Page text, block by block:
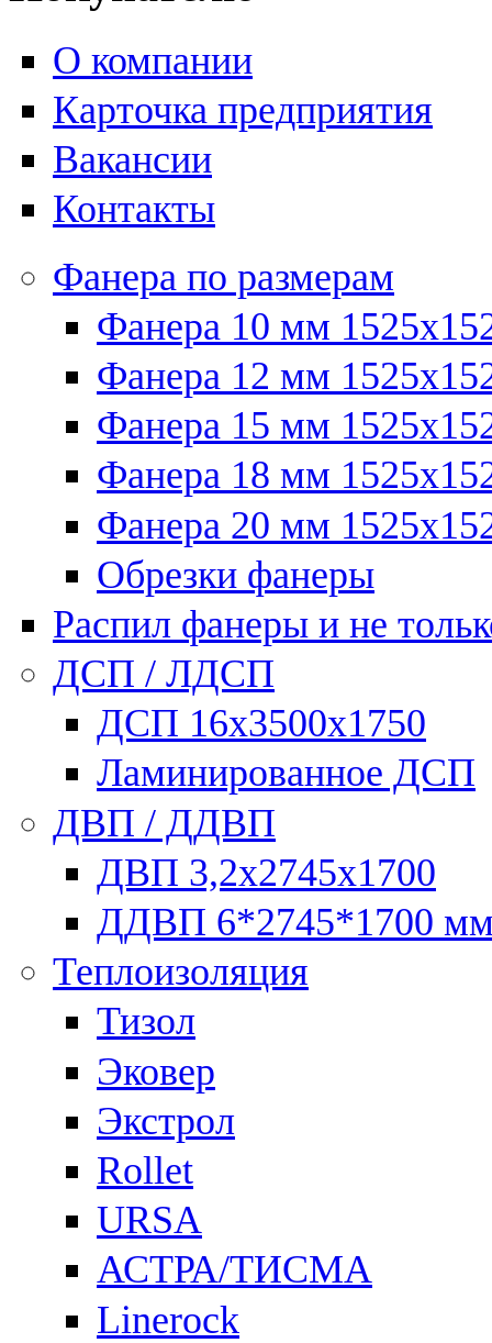
О компании
Карточка предприятия
Вакансии
Контакты
Фанера по размерам
Фанера 10 мм
Фанера 12 мм
Фанера 15 мм
Фанера 18 мм
Фанера 20 мм
Обрезки фанеры
Распил фанеры и не
ДСП / ЛДСП
ДСП 16х3500х1750
Ламинированное ДСП
ДВП / ДДВП
ДВП 3,2х2745х1700
ДДВП 6*2745*1700
Теплоизоляция
Тизол
Эковер
Экстрол
Rollet
URSA
АСТРА/ТИСМА
Linerock